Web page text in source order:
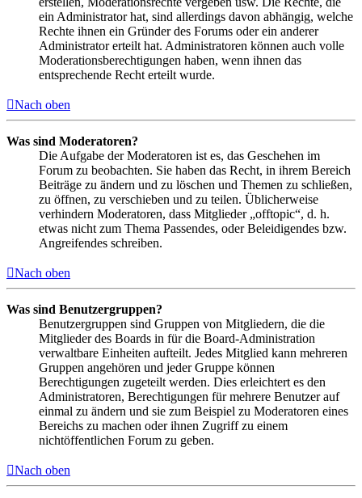
ein Administrator hat, sind allerdings davon abhängig, welche
Rechte ihnen ein Gründer des Forums oder ein anderer
Administrator erteilt hat. Administratoren können auch volle
Moderationsberechtigungen haben, wenn ihnen das
entsprechende Recht erteilt wurde.
Nach oben
Was sind Moderatoren?
Die Aufgabe der Moderatoren ist es, das Geschehen im
Forum zu beobachten. Sie haben das Recht, in ihrem Bereich
Beiträge zu ändern und zu löschen und Themen zu schließen,
zu öffnen, zu verschieben und zu teilen. Üblicherweise
verhindern Moderatoren, dass Mitglieder „offtopic“, d. h.
etwas nicht zum Thema Passendes, oder Beleidigendes bzw.
Angreifendes schreiben.
Nach oben
Was sind Benutzergruppen?
Benutzergruppen sind Gruppen von Mitgliedern, die die
Mitglieder des Boards in für die Board-Administration
verwaltbare Einheiten aufteilt. Jedes Mitglied kann mehreren
Gruppen angehören und jeder Gruppe können
Berechtigungen zugeteilt werden. Dies erleichtert es den
Administratoren, Berechtigungen für mehrere Benutzer auf
einmal zu ändern und sie zum Beispiel zu Moderatoren eines
Bereichs zu machen oder ihnen Zugriff zu einem
nichtöffentlichen Forum zu geben.
Nach oben